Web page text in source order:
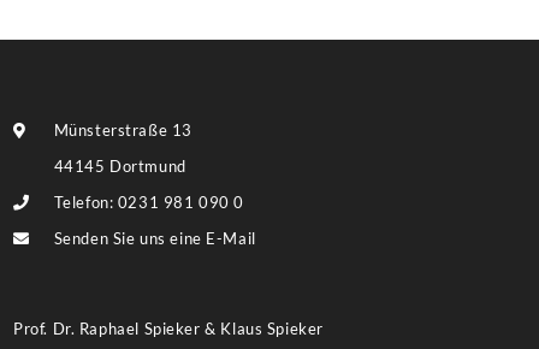
Münsterstraße 13
44145 Dortmund
Telefon: 0231 981 090 0
Senden Sie uns eine E-Mail
Prof. Dr. Raphael Spieker & Klaus Spieker